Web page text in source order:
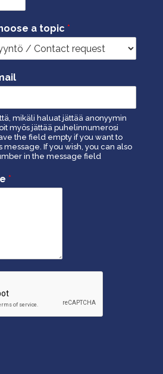
a topic *
mikäli haluat jättää anonyymin
myös jättää puhelinnumerosi
the field empty if you want to
If you wish, you can also
in the message field
*